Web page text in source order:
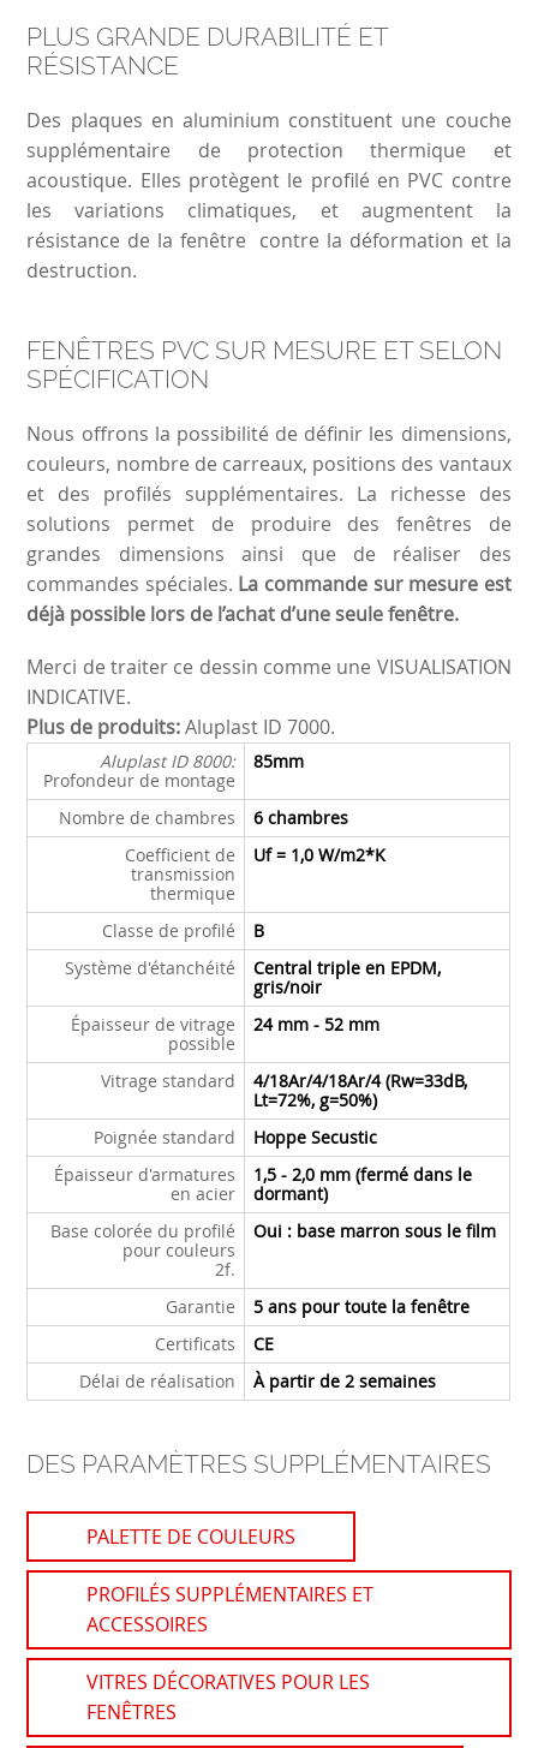
PLUS GRANDE DURABILITÉ ET
RÉSISTANCE
Des plaques en aluminium constituent une couche
supplémentaire de protection thermique et
acoustique. Elles protègent le profilé en PVC contre
les variations climatiques, et augmentent la
résistance de la fenêtre contre la déformation et la
destruction.
FENÊTRES PVC SUR MESURE ET SELON
SPÉCIFICATION
Nous offrons la possibilité de définir les dimensions,
couleurs, nombre de carreaux, positions des vantaux
et des profilés supplémentaires. La richesse des
solutions permet de produire des fenêtres de
grandes dimensions ainsi que de réaliser des
commandes spéciales. La commande sur mesure est
déjà possible lors de l’achat d’une seule fenêtre.
Merci de traiter ce dessin comme une VISUALISATION
INDICATIVE.
Plus de produits:Aluplast ID 7000.
Aluplast ID 8000:
Profondeur de montage
85mm
Nombre de chambres
6 chambres
Coefficient de
transmission
thermique
Uf = 1,0 W/m2*K
Classe de profilé
B
Système d'étanchéité
Central triple en EPDM,
gris/noir
Épaisseur de vitrage
possible
24 mm - 52 mm
Vitrage standard
4/18Ar/4/18Ar/4 (Rw=33dB,
Lt=72%, g=50%)
Poignée standard
Hoppe Secustic
Épaisseur d'armatures
en acier
1,5 - 2,0 mm (fermé dans le
dormant)
Base colorée du profilé
pour couleurs
2f.
Oui : base marron sous le film
Garantie
5 ans pour toute la fenêtre
Certificats
CE
Délai de réalisation
À partir de 2 semaines
DES PARAMÈTRES SUPPLÉMENTAIRES
PALETTE DE COULEURS
PROFILÉS SUPPLÉMENTAIRES ET
ACCESSOIRES
VITRES DÉCORATIVES POUR LES
FENÊTRES